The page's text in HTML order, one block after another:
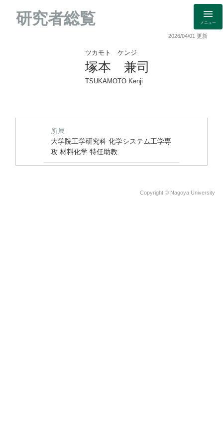
研究者総覧 メニュー
2026/04/01 更新
ツカモト ケンジ
塚本 兼司
TSUKAMOTO Kenji
所属
大学院工学研究科 化学システム工学専
攻 材料化学 特任助教
Copyright © Nagoya University